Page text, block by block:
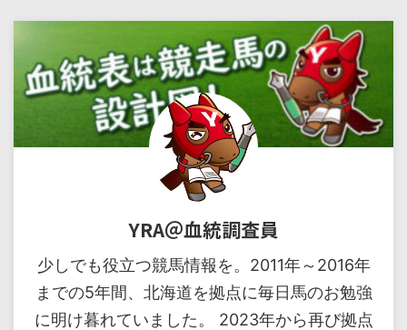
YRA＠血統調査員
少しでも役立つ競馬情報を。2011年～2016年
までの5年間、北海道を拠点に毎日馬のお勉強
に明け暮れていました。 2023年から再び拠点